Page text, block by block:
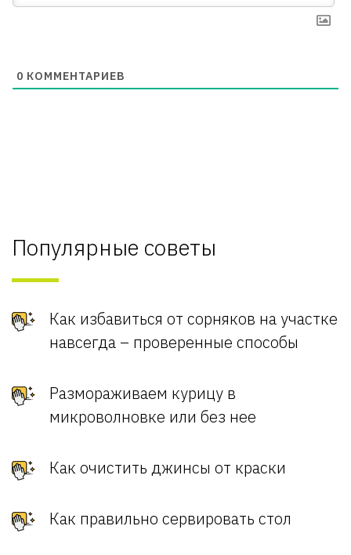
0 КОММЕНТАРИЕВ
Популярные советы
Как избавиться от сорняков на участке
навсегда – проверенные способы
Размораживаем курицу в
микроволновке или без нее
Как очистить джинсы от краски
Как правильно сервировать стол